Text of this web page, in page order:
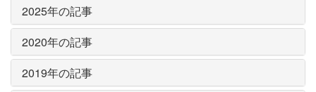
2025年の記事
2020年の記事
2019年の記事